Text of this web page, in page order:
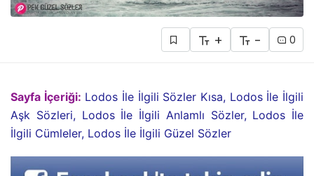
+ - 0
Sayfa İçeriği: Lodos İle İlgili Sözler Kısa, Lodos İle İlgili
Aşk Sözleri, Lodos İle İlgili Anlamlı Sözler, Lodos İle
İlgili Cümleler, Lodos İle İlgili Güzel Sözler